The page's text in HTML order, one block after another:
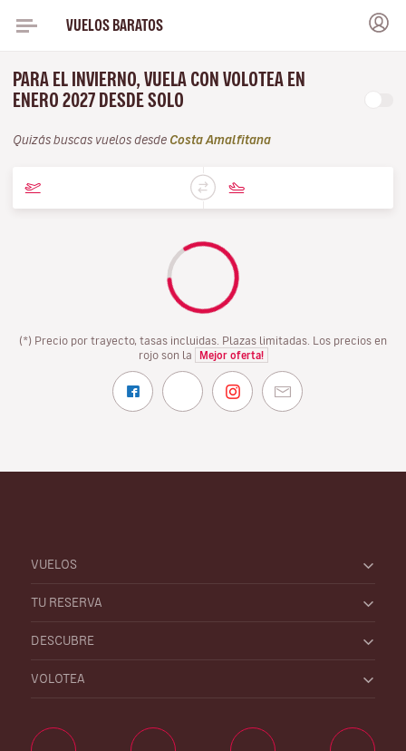
VUELOS BARATOS
PARA EL INVIERNO, VUELA CON VOLOTEA EN
ENERO 2027 DESDE SOLO
Quizás buscas vuelos desde Costa Amalfitana
(*) Precio por trayecto, tasas incluidas. Plazas limitadas. Los precios en
rojo son la
Mejor oferta!
VUELOS
TU RESERVA
DESCUBRE
VOLOTEA